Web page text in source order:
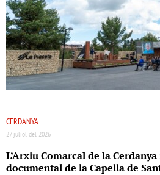
CERDANYA
27 juliol del 2026
L’Arxiu Comarcal de la
documental de la Capella de